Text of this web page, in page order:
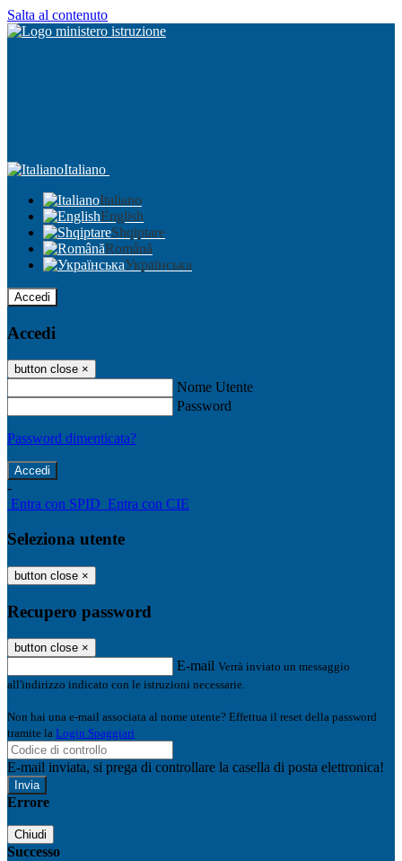
Salta al contenuto
Italiano
Italiano
English
Shqiptare
Română
Українська
Accedi
Accedi
button close ×
Nome Utente
Password
Password dimenticata?
-
Entra con SPID Entra con CIE
Seleziona utente
button close ×
Recupero password
button close ×
E-mail Verrà inviato un messaggio
all'indirizzo indicato con le istruzioni necessarie.
Non hai una e-mail associata al nome utente? Effettua il reset della password
tramite la Login Spaggiari
E-mail inviata, si prega di controllare la casella di posta elettronica!
Errore
Chiudi
Successo